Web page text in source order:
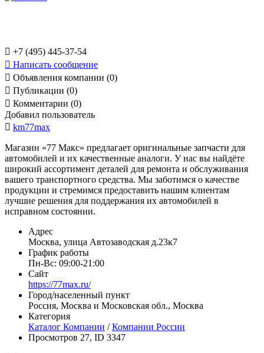
 +7 (495) 445-37-54
 Написать сообщение
 Объявления компании (0)
 Публикации (0)
 Комментарии (0)
Добавил пользователь
 km77max
Магазин «77 Макс» предлагает оригинальные запчасти для
автомобилей и их качественные аналоги. У нас вы найдёте
широкий ассортимент деталей для ремонта и обслуживания
вашего транспортного средства. Мы заботимся о качестве
продукции и стремимся предоставить нашим клиентам
лучшие решения для поддержания их автомобилей в
исправном состоянии.
Адрес
Москва, улица Автозаводская д.23к7
График работы
Пн-Вс: 09:00-21:00
Сайт
https://77max.ru/
Город/населенный пункт
Россия, Москва и Московская обл., Москва
Категория
Каталог Компании /Компании России
Просмотров 27, ID 3347